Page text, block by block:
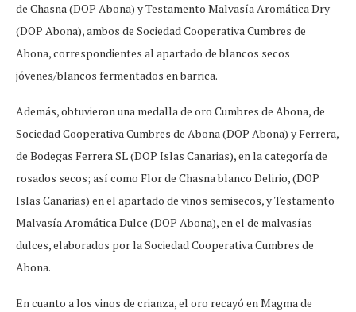
de Chasna (DOP Abona) y Testamento Malvasía Aromática Dry
(DOP Abona), ambos de Sociedad Cooperativa Cumbres de
Abona, correspondientes al apartado de blancos secos
jóvenes/blancos fermentados en barrica.
Además, obtuvieron una medalla de oro Cumbres de Abona, de
Sociedad Cooperativa Cumbres de Abona (DOP Abona) y Ferrera,
de Bodegas Ferrera SL (DOP Islas Canarias), en la categoría de
rosados secos; así como Flor de Chasna blanco Delirio, (DOP
Islas Canarias) en el apartado de vinos semisecos, y Testamento
Malvasía Aromática Dulce (DOP Abona), en el de malvasías
dulces, elaborados por la Sociedad Cooperativa Cumbres de
Abona.
En cuanto a los vinos de crianza, el oro recayó en Magma de